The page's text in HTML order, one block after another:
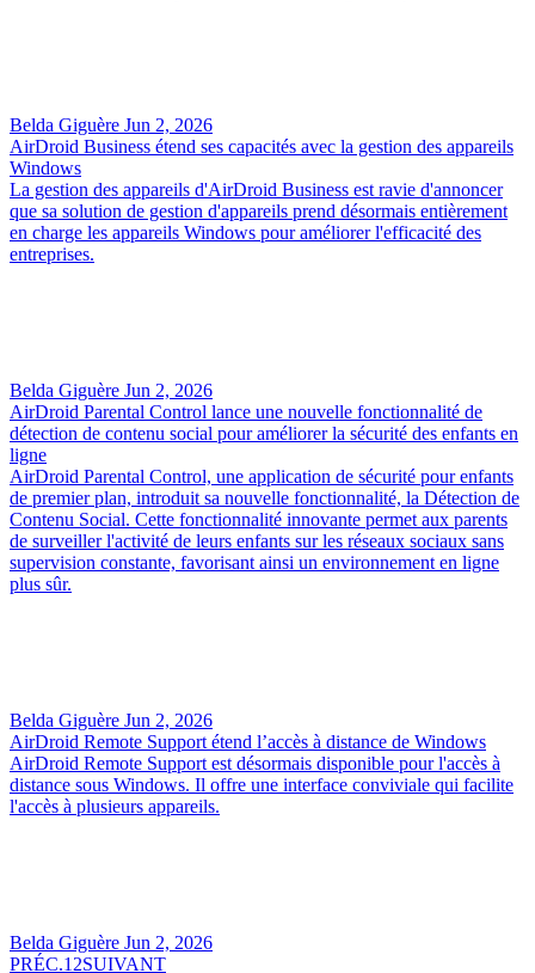
Belda Giguère Jun 2, 2026
AirDroid Business étend ses capacités avec la gestion des appareils
Windows
La gestion des appareils d'AirDroid Business est ravie d'annoncer
que sa solution de gestion d'appareils prend désormais entièrement
en charge les appareils Windows pour améliorer l'efficacité des
entreprises.
Belda Giguère Jun 2, 2026
AirDroid Parental Control lance une nouvelle fonctionnalité de
détection de contenu social pour améliorer la sécurité des enfants en
ligne
AirDroid Parental Control, une application de sécurité pour enfants
de premier plan, introduit sa nouvelle fonctionnalité, la Détection de
Contenu Social. Cette fonctionnalité innovante permet aux parents
de surveiller l'activité de leurs enfants sur les réseaux sociaux sans
supervision constante, favorisant ainsi un environnement en ligne
plus sûr.
Belda Giguère Jun 2, 2026
AirDroid Remote Support étend l’accès à distance de Windows
AirDroid Remote Support est désormais disponible pour l'accès à
distance sous Windows. Il offre une interface conviviale qui facilite
l'accès à plusieurs appareils.
Belda Giguère Jun 2, 2026
PRÉC.1 2SUIVANT